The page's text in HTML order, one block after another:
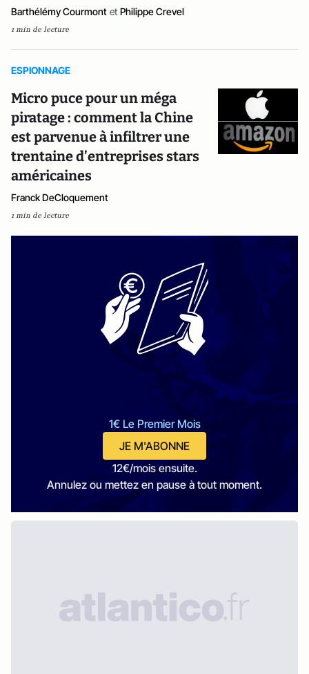
Barthélémy Courmont et Philippe Crevel
1 min de lecture
ESPIONNAGE
Micro puce pour un méga
piratage : comment la Chine
est parvenue à infiltrer une
trentaine d’entreprises stars
américaines
Franck DeCloquement
1 min de lecture
1€ Le Premier Mois
JE M'ABONNE
12€/mois ensuite.
Annulez ou mettez en pause à tout moment.